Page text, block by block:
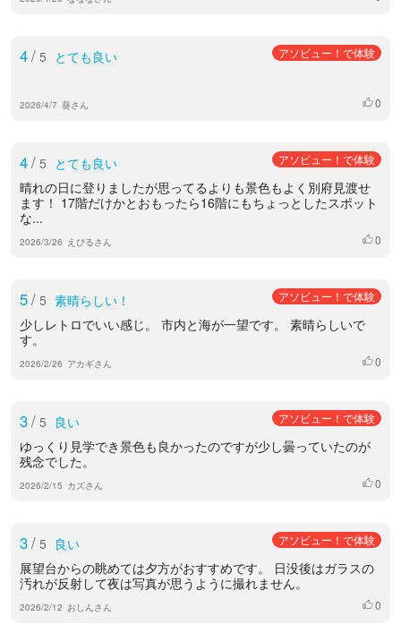
4/ 5 とても良い アソビュー！で体験
2026/4/7 葵さん いいね
0
4/ 5 とても良い アソビュー！で体験
晴れの日に登りましたが思ってるよりも景色もよく別府見渡せ
ます！ 17階だけかとおもったら16階にもちょっとしたスポット
な...
2026/3/26 えぴるさん いいね
0
5/ 5 素晴らしい！ アソビュー！で体験
少しレトロでいい感じ。 市内と海が一望です。 素晴らしいで
す。
2026/2/26 アカギさん いいね
0
3/ 5 良い アソビュー！で体験
ゆっくり見学でき景色も良かったのですが少し曇っていたのが
残念でした。
2026/2/15 カズさん いいね
0
3/ 5 良い アソビュー！で体験
展望台からの眺めては夕方がおすすめです。 日没後はガラスの
汚れが反射して夜は写真が思うように撮れません。
2026/2/12 おしんさん いいね
0